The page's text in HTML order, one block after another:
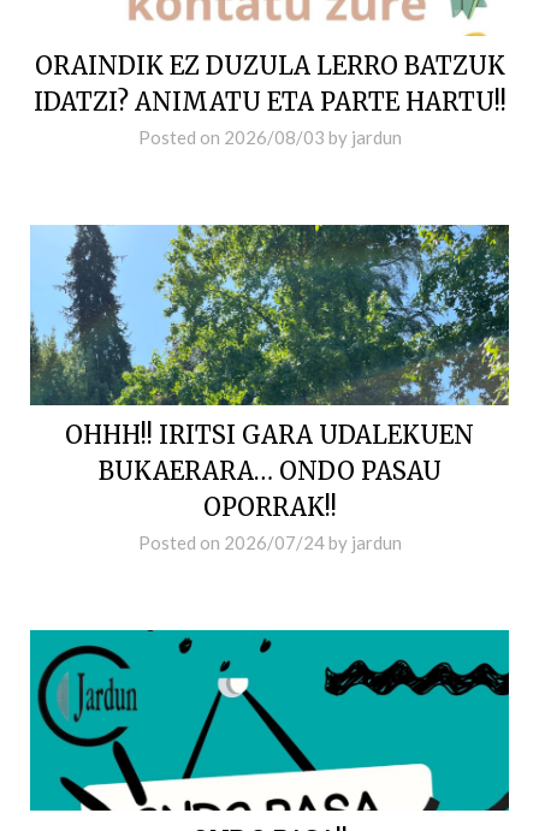
ORAINDIK EZ DUZULA LERRO BATZUK
IDATZI? ANIMATU ETA PARTE HARTU!!
Posted on 2026/08/03 by jardun
OHHH!! IRITSI GARA UDALEKUEN
BUKAERARA… ONDO PASAU
OPORRAK!!
Posted on 2026/07/24by jardun